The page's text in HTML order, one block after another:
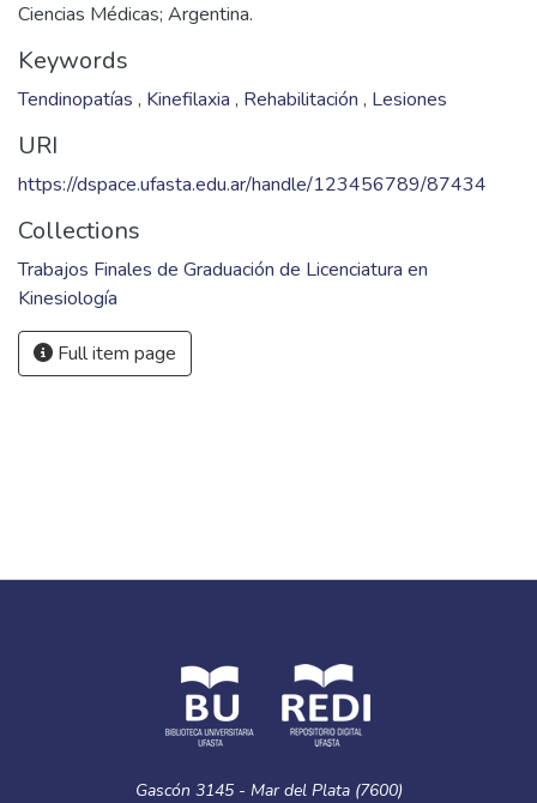
Ciencias Médicas; Argentina.
Keywords
Tendinopatías , Kinefilaxia , Rehabilitación , Lesiones
URI
https://dspace.ufasta.edu.ar/handle/123456789/87434
Collections
Trabajos Finales de Graduación de Licenciatura en
Kinesiología
Full item page
Gascón 3145 - Mar del Plata (7600)